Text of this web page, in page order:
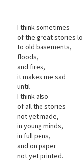
I think sometimes
of the great stories
to old basements,
floods,
and fires,
it makes me sad
until
I think also
of all the stories
not yet made,
in young minds,
in full pens,
and on paper
not yet printed.